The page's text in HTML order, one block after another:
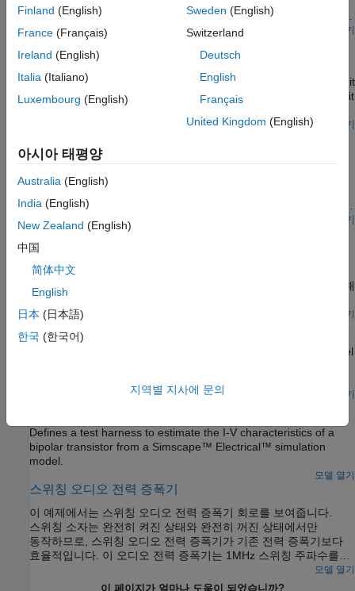
balanced output has zero gain in common-mode provided that
the two transistors have identical properties.
모델 열기
Low-Noise Amplifier
negative feedback to stabilize the overall amplifier gain, making it
independent of transistor open-loop forward transfer gain. Circuit
gain is approximately defined by (R1+R2)/R1 = 101. The
simulation shows that it takes the circuit a few seconds to settle
clipped. Input u and output y are included to support
linearization.
모델 열기
이 예제에서는 잡음을 전기 시뮬레이션에 통합하는 방법을
보여줍니다. 이 회로는 고주파 롤오프 주파수가 10MHz인
증폭기를 모델링합니다. Band-Limited Op-Amp 블록은 잡음을
추가합니다. Voltage Source 블록 Vn은 등가 전압 잡음 밀도를 20
nV/Hz^0.5으로 지정합니다. 또한 두 Resistor 블록의
Enabled 로 설정하여 저항기
추가할 수도 있습니다. 하지만 잡음 소스를 서로 다르게 조합하여
이 모델을 실행하면 잡음의 주요 소스가 등가 잡음 전압임을 알 수
있습니다.
모델 열기
변형률 게이지 및 휘트스톤 브리지
이 모델은 변형률 게이지와 측정 증폭기를 모델링하는 방법을
보여줍니다. 변형률 게이지는 차동 증폭기에 연결되는 휘트스톤
브리지의 한 레그를 형성합니다. 그런 다음 두 번째 op-amp를 통해
측정 신호가 증폭되고 저역통과 필터가 적용됩니다. 이 op-amp는
시스템 수준에서 모델링되며 사용자가 개루프 대역폭, 이득 및
동특성은 주로 저역통과 필터에 의해 설정됩니다. op-amp
모델 열기
Defines a test harness to estimate a non-linear behavioral model
모델 열기
Defines a test harness to estimate the I-V characteristics of a
bipolar transistor from a Simscape™ Electrical™ simulation
model.
모델 열기
스위칭 오디오 전력 증폭기
이 예제에서는 스위칭 오디오 전력 증폭기 회로를 보여줍니다.
스위칭 소자는 완전히 켜진 상태와 완전히 꺼진 상태에서만
동작하므로, 스위칭 오디오 전력 증폭기가 기존 전력 증폭기보다
효율적입니다. 이 오디오 전력 증폭기는 1MHz 스위칭 주파수를
추종하도록 PI 피드백 제어기를 포함하고 있습니다. 파워
모델 열기
이 페이지가 얼마나 도움이 되었습니까?
Finland (English)
France (Français)
Ireland (English)
Italia (Italiano)
Luxembourg (English)
Sweden (English)
Switzerland
Deutsch
English
Français
United Kingdom (English)
아시아 태평양
Australia (English)
India (English)
New Zealand (English)
中国
简体中文
English
日本 (日本語)
한국 (한국어)
지역별 지사에 문의